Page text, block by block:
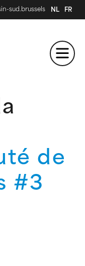
sud.brussels NL FR
de
#3